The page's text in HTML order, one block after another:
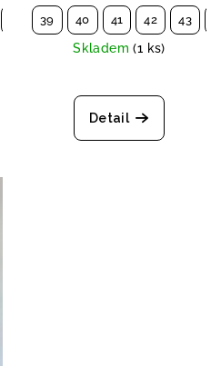
39 40 41 42 43
Skladem(1 ks)
Detail